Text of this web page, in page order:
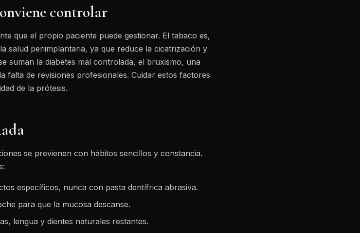
controlar
que el propio paciente puede gestionar. El tabaco es,
salud periimplantaria, ya que reduce la cicatrización y
suman la diabetes mal controlada, el bruxismo, una
falta de revisiones profesionales. Cuidar estos factores
de la prótesis.
se previenen con hábitos sencillos y constancia.
específicos, nunca con pasta dentífrica abrasiva.
para que la mucosa descanse.
lengua y dientes naturales restantes.